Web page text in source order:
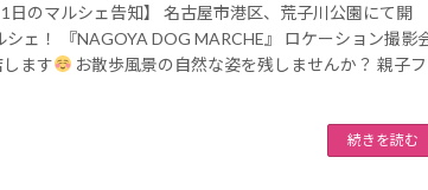
1日のマルシェ告知】 名古屋市港区、荒子川公園にて開
シェ！ 『NAGOYA DOG MARCHE』 ロケーション撮影
ます
お散歩風景の自然な姿を残しませんか？ 親子フ
続きを読む